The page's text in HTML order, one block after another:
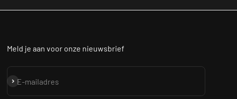
Meld je aan voor onze nieuwsbrief
E-mailadres
Abonneren